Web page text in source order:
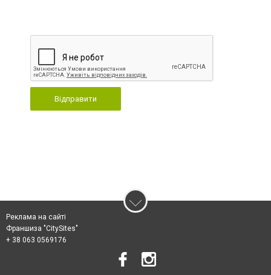
Відправити
Реклама на сайті
Франшиза "CitySites"
+ 38 063 0569176